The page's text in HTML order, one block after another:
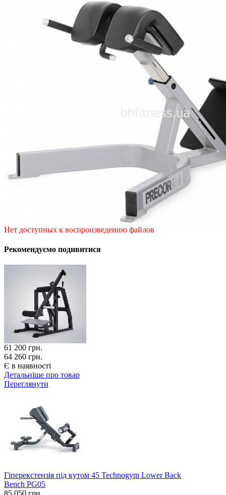
Нет доступных к воспроизведению файлов
Рекомендуємо подивитися
61 200 грн.
64 260 грн.
Є в наявності
Детальніше про товар
Переглянути
Гіперекстензія під кутом 45 Technogym Lower Back
Bench PG05